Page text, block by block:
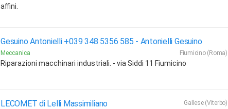
affini.
Gesuino Antonielli +039 348 5356 585 - Antonielli Gesuino
Fiumicino (Roma)
Meccanica
Riparazioni macchinari industriali. - via Siddi 11 Fiumicino
LECOMET di Lelli Massimiliano
Gallese (Viterbo)